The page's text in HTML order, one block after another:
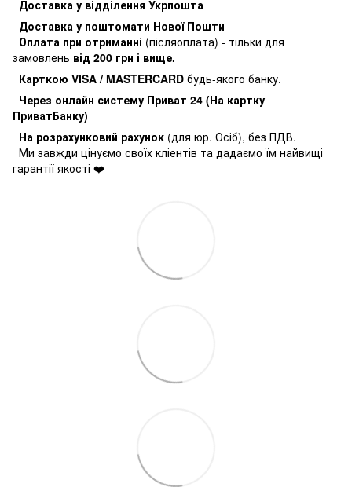
Доставка у відділення Укрпошта
Доставка у поштомати Нової Пошти
Оплата при отриманні (післяоплата) - тільки для
замовлень від 200 грн і вище.
Карткою VISA / MASTERCARD будь-якого банку.
Через онлайн систему Приват 24 (На картку
ПриватБанку)
На розрахунковий рахунок (для юр. Осіб), без ПДВ.
Ми завжди цінуємо своїх кліентів та дадаємо їм найвищі
гарантії якості ❤️